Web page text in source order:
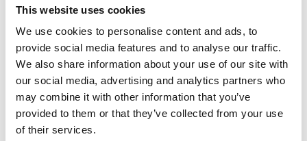
This website uses cookies
We use cookies to personalise content and ads, to
provide social media features and to analyse our traffic.
We also share information about your use of our site with
our social media, advertising and analytics partners who
may combine it with other information that you’ve
provided to them or that they’ve collected from your use
of their services.
futuristiska visuella värld levererar SMASH INTO
PIECES en cinematisk rockshow fylld av energi, laser
och eld – en konsertupplevelse som känns som att
kliva rakt in i en film.
All ages. Barn under 13 år går i sällskap av målsman.
Detta är ett ståplatsevenemang.